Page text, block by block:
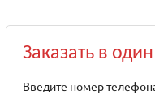
Заказать в
Введите номер